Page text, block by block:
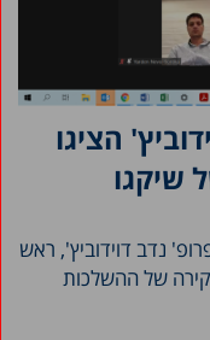
הציגו
שיקגו
נדב דוידוביץ', ראש
של ההשלכות